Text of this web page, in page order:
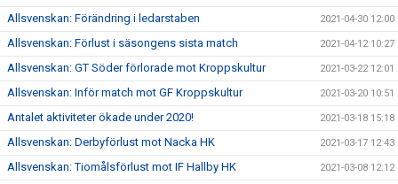
Allsvenskan: Förändring i ledarstaben 2021-04-30 12:00
Allsvenskan: Förlust i säsongens sista match 2021-04-12 10:27
Allsvenskan: GT Söder förlorade mot Kroppskultur 2021-03-22 12:01
Allsvenskan: Inför match mot GF Kroppskultur 2021-03-20 10:51
Antalet aktiviteter ökade under 2020! 2021-03-18 15:18
Allsvenskan: Derbyförlust mot Nacka HK 2021-03-17 12:43
Allsvenskan: Tiomålsförlust mot IF Hallby HK 2021-03-08 12:12